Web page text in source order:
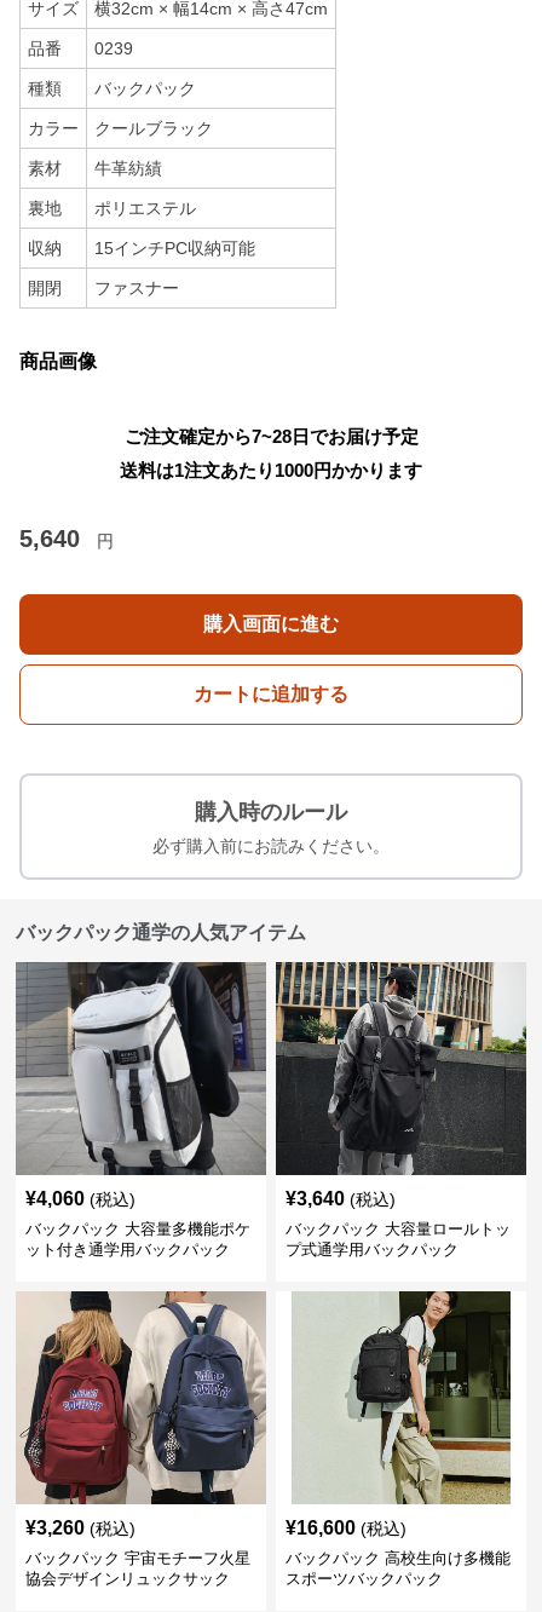
サイズ 横32cm × 幅14cm × 高さ47cm
品番 0239
種類 バックパック
カラー クールブラック
素材 牛革紡績
裏地 ポリエステル
収納 15インチPC収納可能
開閉 ファスナー
商品画像
ご注文確定から7~28日でお届け予定
送料は1注文あたり 1000円かかります
5,640 円
購入画面に進む
カートに追加する
購入時のルール
必ず購入前にお読みください。
バックパック通学の人気アイテム
¥4,060 (税込)
バックパック 大容量多機能ポケ
ット付き通学用バックパック
¥3,640 (税込)
バックパック 大容量ロールトッ
プ式通学用バックパック
¥3,260 (税込)
バックパック 宇宙モチーフ火星
協会デザインリュックサック
¥16,600 (税込)
バックパック 高校生向け多機能
スポーツバックパック